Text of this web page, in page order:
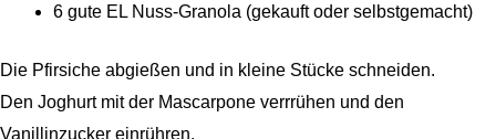
6 gute EL Nuss-Granola (gekauft oder selbstgemacht)
Die Pfirsiche abgießen und in kleine Stücke schneiden.
Den Joghurt mit der Mascarpone verrrühen und den
Vanillinzucker einrühren.